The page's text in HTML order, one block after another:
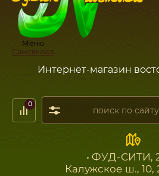
Меню
Самовывоз
Интернет-магазин
0
• ФУД-СИТИ,
Калужское ш., 10,